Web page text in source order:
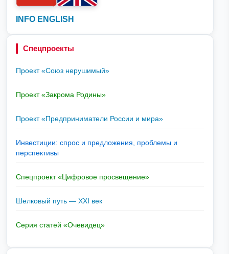
INFO ENGLISH
Спецпроекты
Проект «Союз нерушимый»
Проект «Закрома Родины»
Проект «Предприниматели России и мира»
Инвестиции: спрос и предложения, проблемы и
перспективы
Спецпроект «Цифровое просвещение»
Шелковый путь — XXI век
Серия статей «Очевидец»